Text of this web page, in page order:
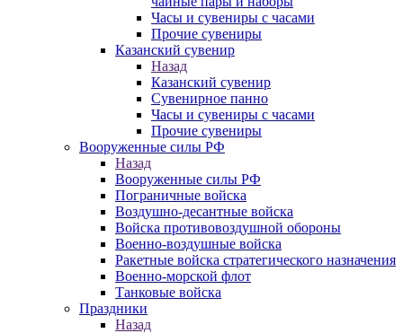
Часы и сувениры с часами
Прочие сувениры
Казанский сувенир
Назад
Казанский сувенир
Сувенирное панно
Часы и сувениры с часами
Прочие сувениры
Вооруженные силы РФ
Назад
Вооруженные силы РФ
Пограничные войска
Воздушно-десантные войска
Войска противовоздушной обороны
Военно-воздушные войска
Ракетные войска стратегического назначения
Военно-морской флот
Танковые войска
Праздники
Назад